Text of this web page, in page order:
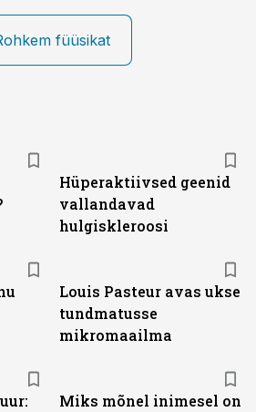
füüsikat
Hüperaktiivsed geenid
vallandavad
hulgiskleroosi
Louis Pasteur avas ukse
tundmatusse
mikromaailma
Miks mõnel inimesel on